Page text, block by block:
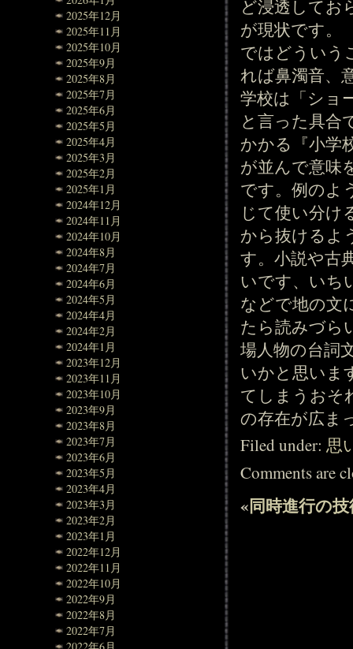
2025年12月
2025年11月
2025年10月
2025年9月
2025年8月
2025年7月
2025年6月
2025年5月
2025年4月
2025年3月
2025年2月
2025年1月
2024年12月
2024年11月
2024年10月
2024年8月
2024年7月
2024年6月
2024年5月
2024年4月
2024年2月
2024年1月
2023年12月
2023年11月
2023年10月
2023年9月
2023年8月
2023年7月
2023年6月
2023年5月
2023年4月
2023年3月
2023年2月
2023年1月
2022年12月
2022年11月
2022年10月
2022年9月
2022年8月
2022年7月
ど浸透してお
が現状です。
ではどういう
れば鼻濁音、
学校は「ショ
と言った具合
かかる『小学
が並んで意味
です。例のよ
じて使い分け
から抜けるよ
す。小説や古
いです、いち
などで地の文
たら読みづら
場人物の台詞
いかと思いま
てしまうおそ
の存在が広ま
Filed under:思
Comments are
«同時進行の